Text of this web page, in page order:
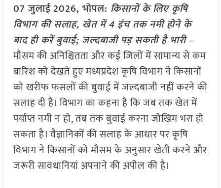
07 जुलाई2026, भोपल: किसानों के लिए कृषि
विभाग की सलाह, खेत में 4 इंच तक नमी होने के
बाद ही करें बुवाई; जल्दबाजी पड़ सकती है भारी –
मौसम की अनिश्चितता और कई जिलों में सामान्य से कम
बारिश को देखते हुए मध्यप्रदेश कृषि विभाग ने किसानों
को खरीफ फसलों की बुवाई में जल्दबाजी नहीं करने की
सलाह दी है। विभाग का कहना है कि जब तक खेत में
पर्याप्त नमी न हो, तब तक बुवाई करना जोखिम भरा हो
सकता है। वैज्ञानिकों की सलाह के आधार पर कृषि
विभाग ने किसानों को मौसम के अनुसार खेती करने और
जरूरी सावधानियां अपनाने की अपील की है।